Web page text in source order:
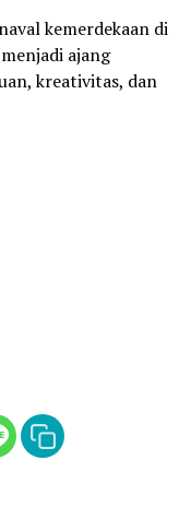
kemerdekaan di
ajang
kreativitas, dan